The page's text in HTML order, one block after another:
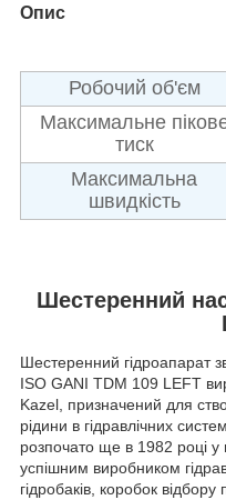
Опис
Робочий об'єм
Максимальне
тиск
Максимальна
швидкість
Шестеренний
Шестеренний гідроапарат
ISO GANI TDM 109 LEFT
Kazel, призначений для
рідини в гідравлічних
розпочато ще в 1982 році у
успішним виробником
гідробаків, коробок відбору